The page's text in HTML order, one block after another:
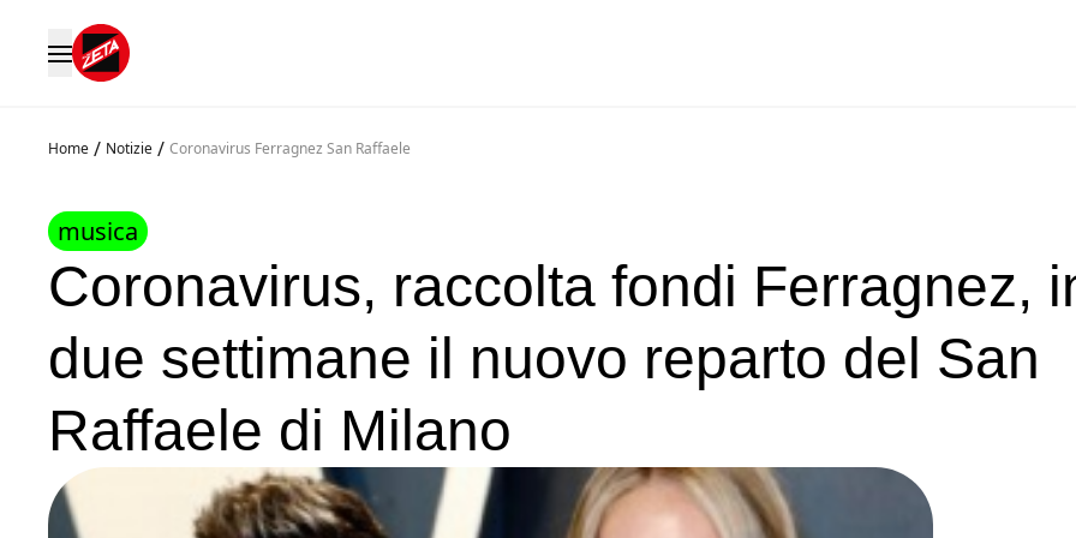
Home / Notizie / Coronavirus Ferragnez San Raffaele
musica
Coronavirus, raccolta fondi Ferragnez,
due settimane il nuovo reparto del San
Raffaele di Milano